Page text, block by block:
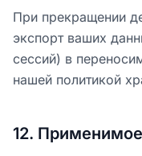
При прекращении
экспорт ваших
сессий) в
нашей политикой
12.